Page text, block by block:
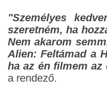
"Személyes
szeretném, ha
Nem akarom
Alien: Feltámad a
ha az én filmem az
a rendező.